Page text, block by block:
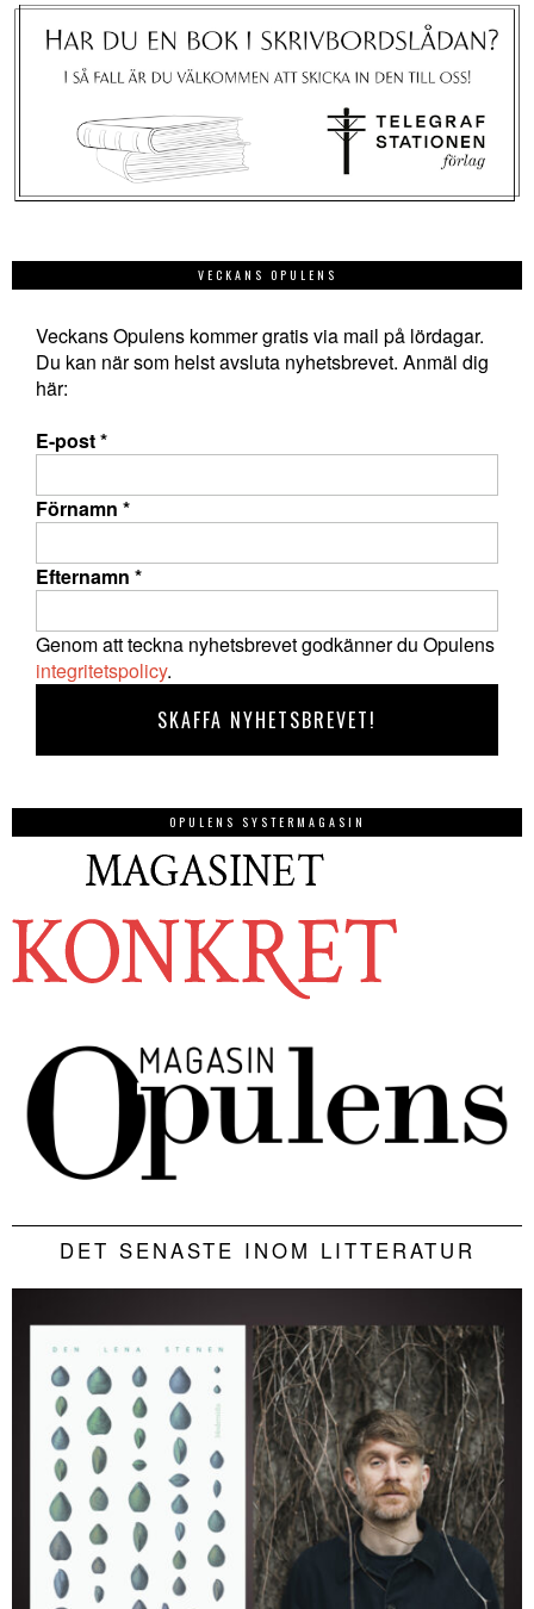
VECKANS OPULENS
Veckans Opulens kommer gratis via mail på lördagar.
Du kan när som helst avsluta nyhetsbrevet. Anmäl dig
här:
E-post*
Förnamn *
Efternamn *
Genom att teckna nyhetsbrevet godkänner du Opulens
integritetspolicy.
OPULENS SYSTERMAGASIN
DET SENASTE INOM LITTERATUR